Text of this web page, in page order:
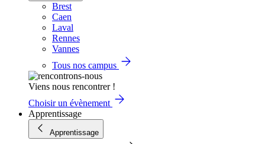
Brest
Caen
Laval
Rennes
Vannes
Tous nos campus
Viens nous rencontrer !
Choisir un évènement
Apprentissage
Apprentissage